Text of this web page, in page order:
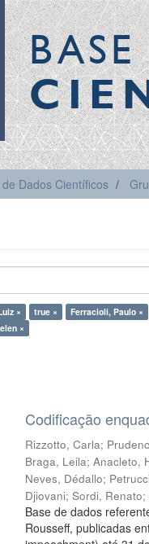
de Dados Científicos
× true × Ferracioli, Paulo ×
×
Codificação
Rizzotto, Carla;
Braga, Leila;Anacleto,
Neves, Dédallo;
Djiovani;Sordi, Renato;
Base de dados
Rousseff, publicadas